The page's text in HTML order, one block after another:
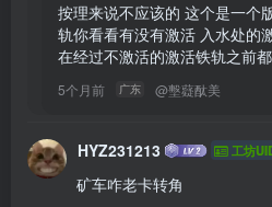
按理来说不应该的 这个是一个
轨你看看有没有激活 入水处的
在经过不激活的激活铁轨之前
5个月前 广东 @墼薿酞美
HYZ231213 工坊
矿车咋老卡转角